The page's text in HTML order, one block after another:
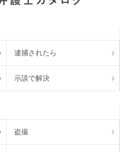
逮捕されたら
示談で解決
盗撮